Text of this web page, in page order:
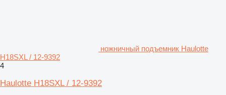
ножничный подъемник Haulotte
H18SXL / 12-9392
4
Haulotte H18SXL / 12-9392